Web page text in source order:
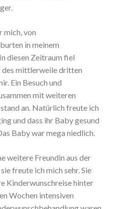
mich, von
in meinem
diesen Zeitraum fiel
mittlerweile dritten
Ein Besuch und
mit weiteren
an. Natürlich freute ich
und dass ihr Baby gesund
Baby war mega niedlich.
weitere Freundin aus der
freute ich mich sehr. Sie
Kinderwunschreise hinter
Wochen intensiven